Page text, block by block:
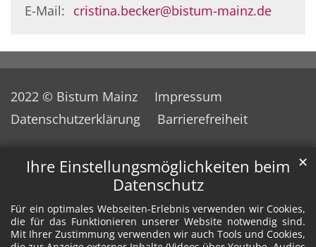
Ihre Einstellungsmöglichkeiten beim
Datenschutz
Für ein optimales Webseiten-Erlebnis verwenden wir Cookies,
die für das Funktionieren unserer Website notwendig sind.
Mit Ihrer Zustimmung verwenden wir auch Tools und Cookies,
✕
E-Mail: cristina.becker@bistum-mainz.de
2022 © Bistum Mainz
Impressum
Datenschutzerklärung
Barrierefreiheit